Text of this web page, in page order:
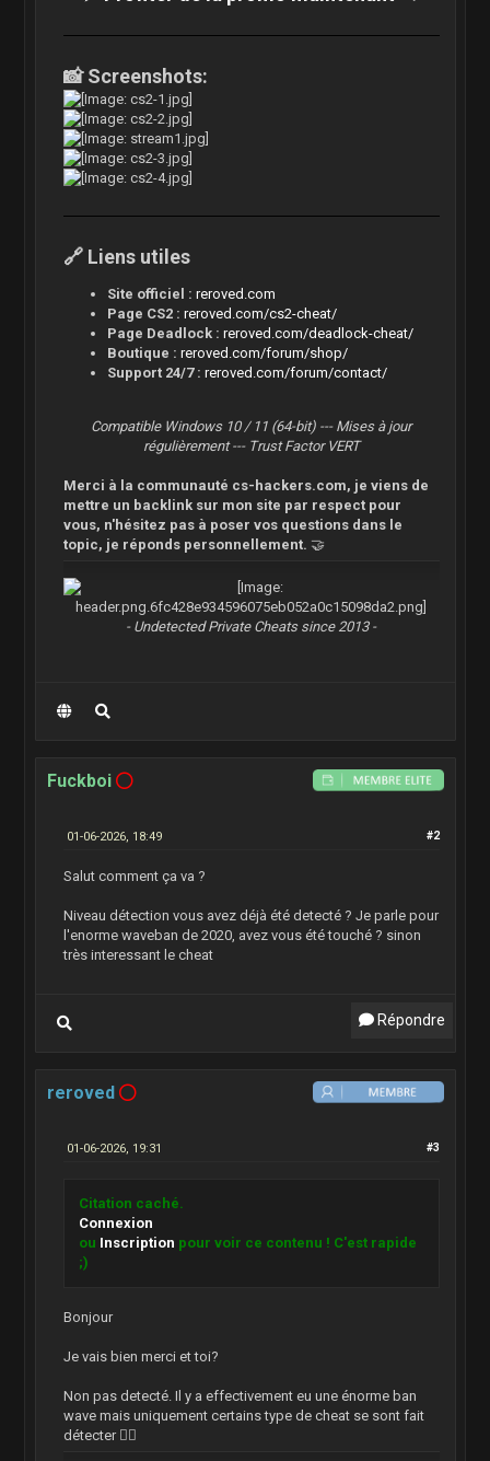
📸 Screenshots:
🔗 Liens utiles
Site officiel : reroved.com
Page CS2 : reroved.com/cs2-cheat/
Page Deadlock : reroved.com/deadlock-cheat/
Boutique : reroved.com/forum/shop/
Support 24/7 : reroved.com/forum/contact/
Compatible Windows 10 / 11 (64-bit) --- Mises à jour
régulièrement --- Trust Factor VERT
Merci à la communauté cs-hackers.com, je viens de
mettre un backlink sur mon site par respect pour
vous, n'hésitez pas à poser vos questions dans le
topic, je réponds personnellement. 🤝
- Undetected Private Cheats since 2013 -
Fuckboi
#2
01-06-2026, 18:49
Salut comment ça va ?
Niveau détection vous avez déjà été detecté ? Je parle pour
l'enorme waveban de 2020, avez vous été touché ? sinon
très interessant le cheat
Répondre
reroved
#3
01-06-2026, 19:31
Citation caché.
Connexion
ou Inscription pour voir ce contenu ! C'est rapide
;)
Bonjour
Je vais bien merci et toi?
Non pas detecté. Il y a effectivement eu une énorme ban
wave mais uniquement certains type de cheat se sont fait
détecter 👍🏻